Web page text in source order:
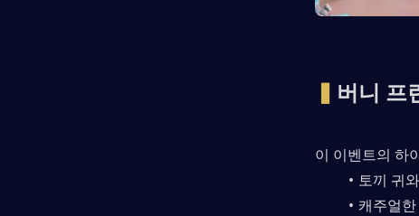
▍ 버니 프
이 이벤트의 하
토끼 귀
캐주얼